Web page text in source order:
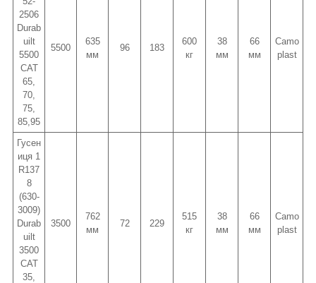
2506
Durab
uilt
5500
CAT
65,
70,
75,
85,95
5500
635
мм
96 183
600
кг
38
мм
66
мм
Camo
plast
Гусен
иця 1
R137
8
(630-
3009)
Durab
uilt
3500
CAT
35,
3500
762
мм
72 229
515
кг
38
мм
66
мм
Camo
plast